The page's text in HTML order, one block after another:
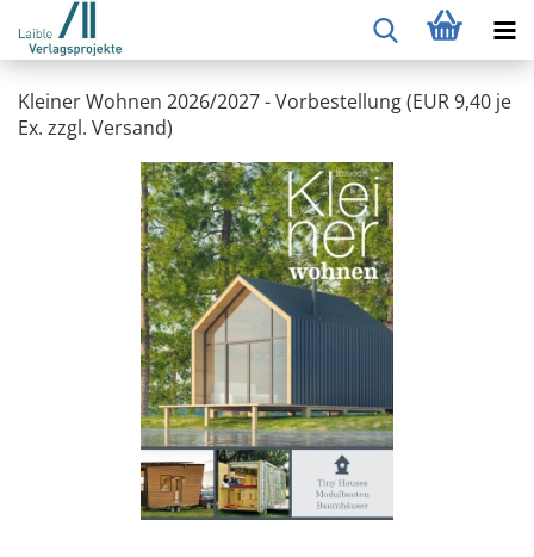
Kleiner Wohnen 2026/2027 - Vorbestellung (EUR 9,40 je
Ex. zzgl. Versand)